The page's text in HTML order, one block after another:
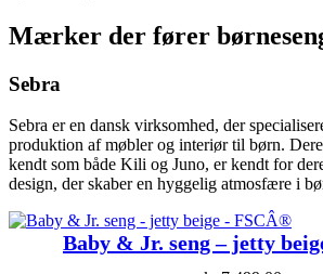
børnesenge
Vejen til den perfekte børneseng
Mærker der fører
Sebra
Sebra er en dansk virksomhed, der
produktion af møbler og interiør til børn.
kendt som både Kili og Juno, er kendt for
design, der skaber en hyggelig atmosfære i
Baby & Jr. seng – jetty